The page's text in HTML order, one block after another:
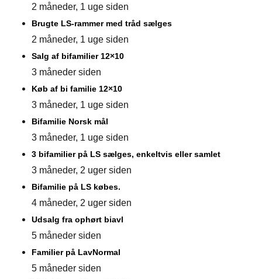
2 måneder, 1 uge siden
Brugte LS-rammer med tråd sælges
2 måneder, 1 uge siden
Salg af bifamilier 12×10
3 måneder siden
Køb af bi familie 12×10
3 måneder, 1 uge siden
Bifamilie Norsk mål
3 måneder, 1 uge siden
3 bifamilier på LS sælges, enkeltvis eller samlet
3 måneder, 2 uger siden
Bifamilie på LS købes.
4 måneder, 2 uger siden
Udsalg fra ophørt biavl
5 måneder siden
Familier på LavNormal
5 måneder siden